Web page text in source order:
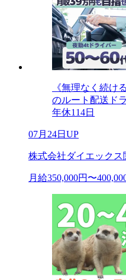
《無理なく続け
のルート配送ド
年休114日
07月24日UP
株式会社ダイエックス
月給350,000円〜